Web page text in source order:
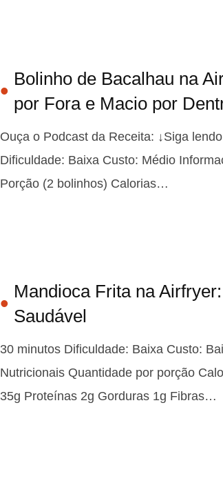
Bolinho de Bacalhau na
por Fora e Macio por
Ouça o Podcast da Receita: ↓Siga
Dificuldade: Baixa Custo: Médio
Porção (2 bolinhos) Calorias…
Mandioca Frita na
Saudável
30 minutos Dificuldade: Baixa Custo:
Nutricionais Quantidade por porção
35g Proteínas 2g Gorduras 1g Fibras…